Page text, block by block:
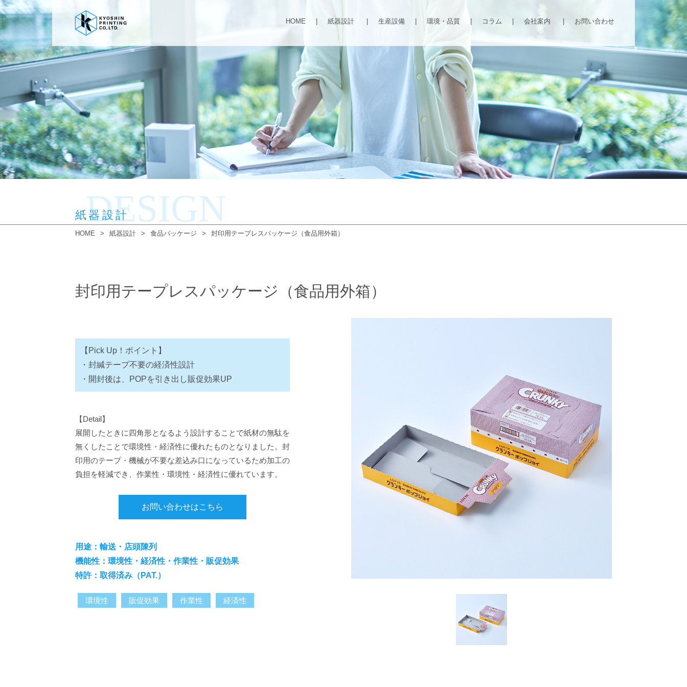
HOME 紙器設計 生産設備 環境・品質 コラム 会社案内 お問い合わせ
紙器設計
DESIGN
HOME > 紙器設計 > 食品パッケージ > 封印用テープレスパッケージ（食品用外箱）
封印用テープレスパッケージ（食品用外箱）
【Pick Up！ポイント】
・封緘テープ不要の経済性設計
・開封後は、POPを引き出し販促効果UP
【Detail】
展開したときに四角形となるよう設計することで紙材の無駄を
無くしたことで環境性・経済性に優れたものとなりました。封
印用のテープ・機械が不要な差込み口になっているため加工の
負担を軽減でき、作業性・環境性・経済性に優れています。
お問い合わせはこちら
用途：輸送・店頭陳列
機能性：環境性・経済性・作業性・販促効果
特許：取得済み（PAT.）
環境性 販促効果 作業性 経済性